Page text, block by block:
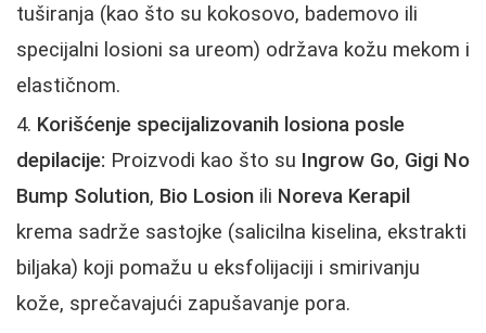
tuširanja (kao što su kokosovo, bademovo ili
specijalni losioni sa ureom) održava kožu mekom i
elastičnom.
Korišćenje specijalizovanih losiona posle
depilacije: Proizvodi kao što su Ingrow Go, Gigi No
Bump Solution, Bio Losion ili Noreva Kerapil
krema sadrže sastojke (salicilna kiselina, ekstrakti
biljaka) koji pomažu u eksfolijaciji i smirivanju
kože, sprečavajući zapušavanje pora.